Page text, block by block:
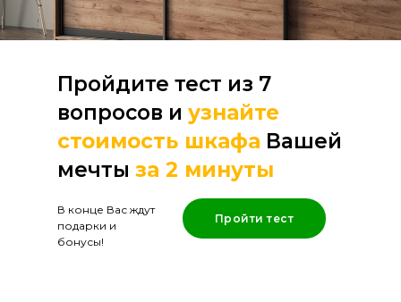
Пройдите тест из 7
вопросов и узнайте
стоимость шкафа Вашей
мечты за 2 минуты
Пройти тест
В конце Вас ждут
подарки и
бонусы!